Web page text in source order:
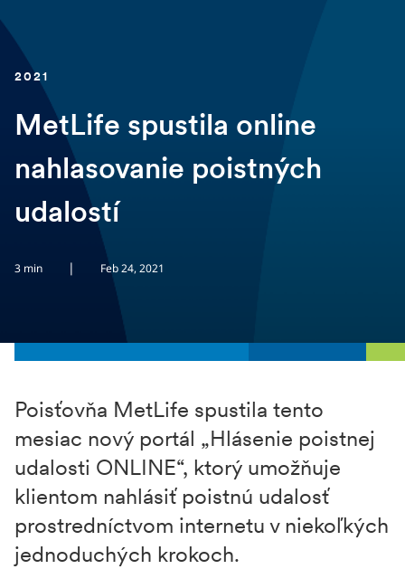
2021
MetLife spustila online
nahlasovanie poistných
udalostí
3 min | Feb 24, 2021
Poisťovňa MetLife spustila tento
mesiac nový portál „Hlásenie poistnej
udalosti ONLINE“, ktorý umožňuje
klientom nahlásiť poistnú udalosť
prostredníctvom internetu v niekoľkých
jednoduchých krokoch.